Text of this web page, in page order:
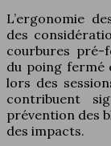
L’ergonomie
des
courbures pré-
du poing fermé
lors des
contribuent
prévention des
des impacts.